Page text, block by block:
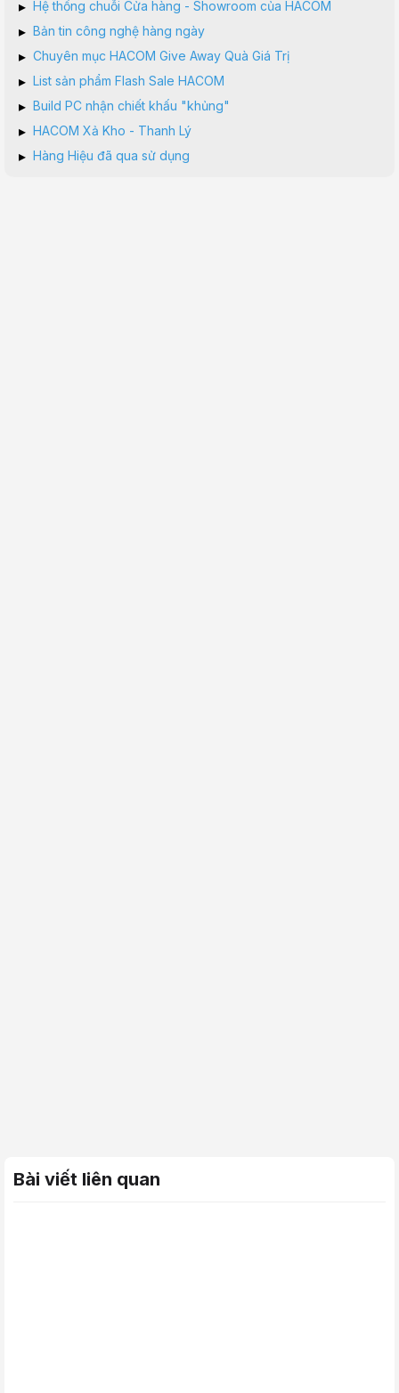
▸ Hệ thống chuỗi Cửa hàng - Showroom của HACOM
▸ Bản tin công nghệ hàng ngày
▸ Chuyên mục HACOM Give Away Quà Giá Trị
▸ List sản phẩm Flash Sale HACOM
▸ Build PC nhận chiết khấu "khủng"
▸ HACOM Xả Kho - Thanh Lý
▸ Hàng Hiệu đã qua sử dụng
Bài viết liên quan